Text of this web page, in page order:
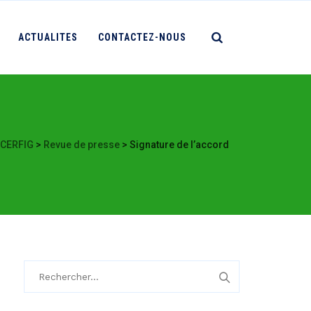
ACTUALITES CONTACTEZ-NOUS
CERFIG > Revue de presse > Signature de l’accord